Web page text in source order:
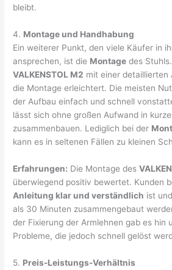
bleibt.
4. Montage und Handhabung
Ein weiterer Punkt, den viele Käufer in
ansprechen, ist die Montage des
VALKENSTOL M2 mit einer detaillierten
die Montage erleichtert. Die meisten
der Aufbau einfach und schnell
lässt sich ohne großen Aufwand in
zusammenbauen. Lediglich bei der
kann es in seltenen Fällen zu kleinen
Erfahrungen: Die Montage des
überwiegend positiv bewertet. Kunden
Anleitung klar und verständlich ist
als 30 Minuten zusammengebaut
der Fixierung der Armlehnen gab es hin
Probleme, die jedoch schnell gelöst
5. Preis-Leistungs-Verhältnis